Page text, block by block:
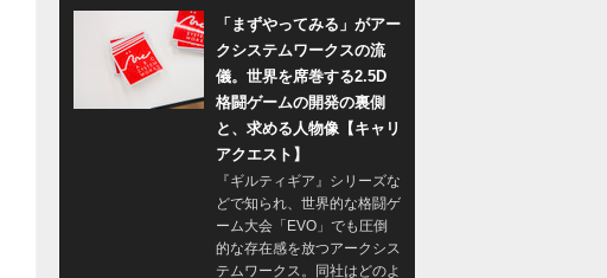
「まずやってみる」がアー
クシステムワークスの流
儀。世界を席巻する2.5D
格闘ゲームの開発の裏側
と、求める人物像【キャリ
アクエスト】
『ギルティギア』シリーズな
どで知られ、世界的な格闘ゲ
ーム大会「EVO」でも圧倒
的な存在感を放つアークシス
テムワークス。同社はどのよ